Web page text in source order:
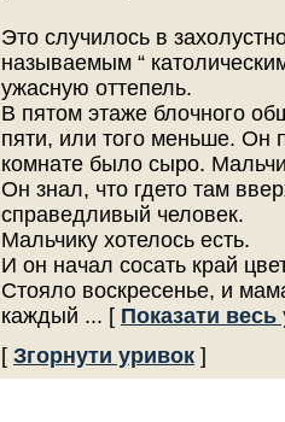
Это случилось в
называемым “
ужасную оттепель.
В пятом этаже блочного
пяти, или того меньше. Он
комнате было сыро.
Он знал, что гдето там
справедливый человек.
Мальчику хотелось есть.
И он начал сосать край
Стояло воскресенье, и
каждый ... [ Показати весь
[ Згорнути уривок ]